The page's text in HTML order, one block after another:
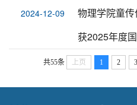
2024-12-09
物理学院童
获2025年度
共55条 上页 1 2 3